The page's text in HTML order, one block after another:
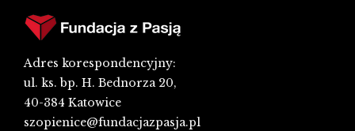
Adres korespondencyjny:
ul. ks. bp. H. Bednorza 20,
40-384 Katowice
szopienice@fundacjazpasja.pl